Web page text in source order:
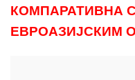
КОМПАРАТИВНА
ЕВРОАЗИЈСКИМ